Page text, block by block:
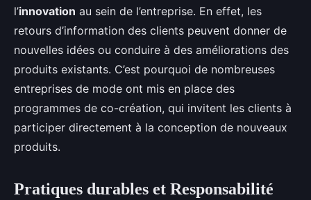
l’innovation au sein de l’entreprise. En effet, les
retours d’information des clients peuvent donner de
nouvelles idées ou conduire à des améliorations des
produits existants. C’est pourquoi de nombreuses
entreprises de mode ont mis en place des
programmes de co-création, qui invitent les clients à
participer directement à la conception de nouveaux
produits.
Pratiques durables et Responsabilité